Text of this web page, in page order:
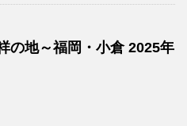
の地～福岡・小倉 2025年